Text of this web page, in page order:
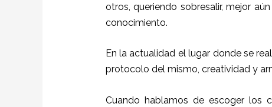
otros, queriendo sobresalir, mejor
conocimiento.
En la actualidad el lugar donde se
protocolo del mismo, creatividad y
Cuando hablamos de escoger los